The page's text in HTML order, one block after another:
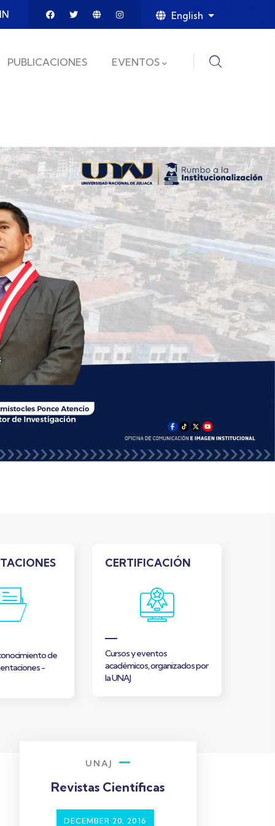
English List additional
PUBLICACIONES EVENTOS
de
-
CERTIFICACIÓN
Cursos y eventos
académicos, organizados por
la UNAJ
UNAJ
Revistas Científicas
Gallery Image
NOVEMBER 8, 2024